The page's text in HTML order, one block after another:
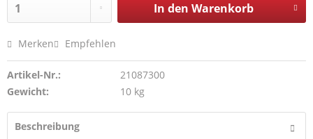
In den Warenkorb
Merken Empfehlen
Artikel-Nr.:
21087300
Gewicht:
10 kg
Beschreibung